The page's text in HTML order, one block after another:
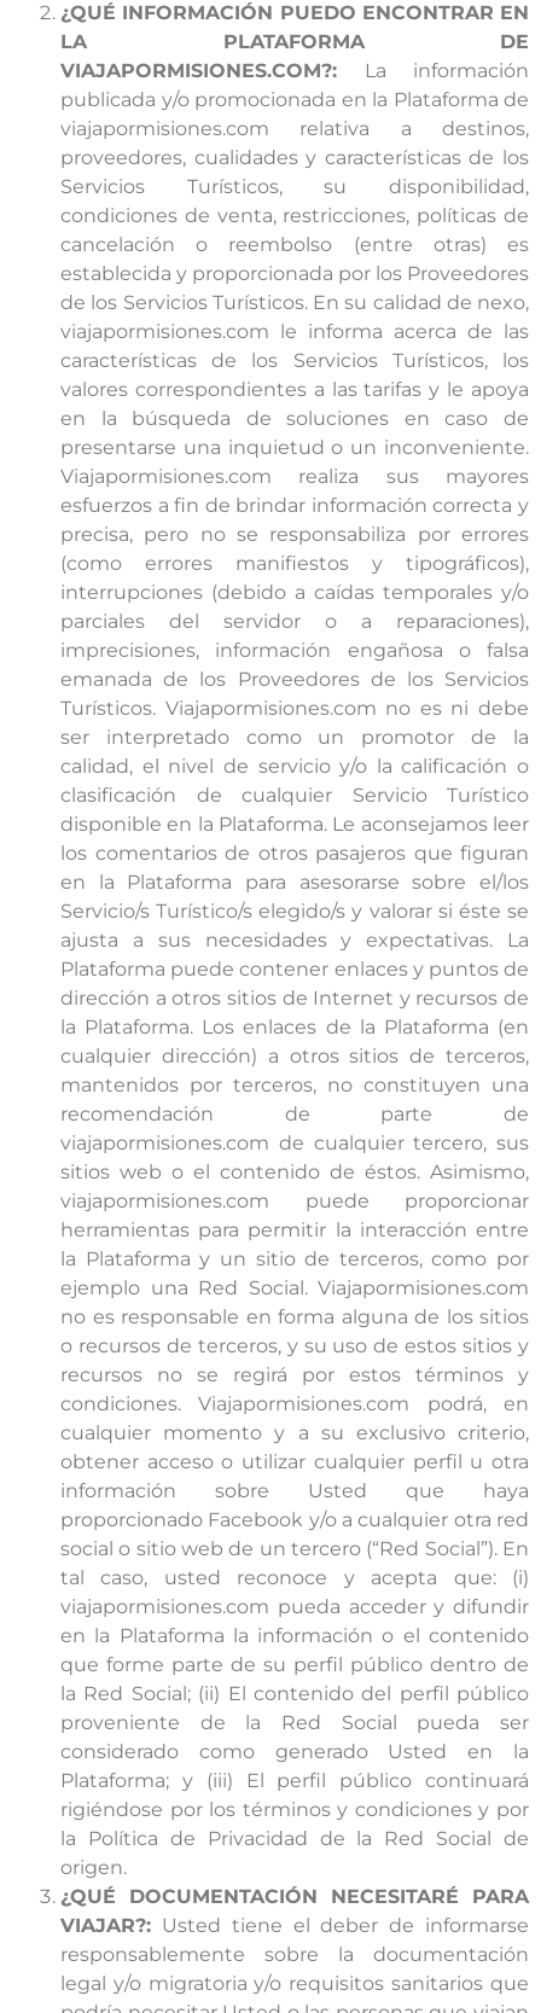
¿QUÉ INFORMACIÓN PUEDO ENCONTRAR EN
LA PLATAFORMA DE
VIAJAPORMISIONES.COM?: La información
publicada y/o promocionada en la Plataforma de
viajapormisiones.com relativa a destinos,
proveedores, cualidades y características de los
Servicios Turísticos, su disponibilidad,
condiciones de venta, restricciones, políticas de
cancelación o reembolso (entre otras) es
establecida y proporcionada por los Proveedores
de los Servicios Turísticos. En su calidad de nexo,
viajapormisiones.com le informa acerca de las
características de los Servicios Turísticos, los
valores correspondientes a las tarifas y le apoya
en la búsqueda de soluciones en caso de
presentarse una inquietud o un inconveniente.
Viajapormisiones.com realiza sus mayores
esfuerzos a fin de brindar información correcta y
precisa, pero no se responsabiliza por errores
(como errores manifiestos y tipográficos),
interrupciones (debido a caídas temporales y/o
parciales del servidor o a reparaciones),
imprecisiones, información engañosa o falsa
emanada de los Proveedores de los Servicios
Turísticos. Viajapormisiones.com no es ni debe
ser interpretado como un promotor de la
calidad, el nivel de servicio y/o la calificación o
clasificación de cualquier Servicio Turístico
disponible en la Plataforma. Le aconsejamos leer
los comentarios de otros pasajeros que figuran
en la Plataforma para asesorarse sobre el/los
Servicio/s Turístico/s elegido/s y valorar si éste se
ajusta a sus necesidades y expectativas. La
Plataforma puede contener enlaces y puntos de
dirección a otros sitios de Internet y recursos de
la Plataforma. Los enlaces de la Plataforma (en
cualquier dirección) a otros sitios de terceros,
mantenidos por terceros, no constituyen una
recomendación de parte de
viajapormisiones.com de cualquier tercero, sus
sitios web o el contenido de éstos. Asimismo,
viajapormisiones.com puede proporcionar
herramientas para permitir la interacción entre
la Plataforma y un sitio de terceros, como por
ejemplo una Red Social. Viajapormisiones.com
no es responsable en forma alguna de los sitios
o recursos de terceros, y su uso de estos sitios y
recursos no se regirá por estos términos y
condiciones. Viajapormisiones.com podrá, en
cualquier momento y a su exclusivo criterio,
obtener acceso o utilizar cualquier perfil u otra
información sobre Usted que haya
proporcionado Facebook y/o a cualquier otra red
social o sitio web de un tercero (“Red Social”). En
tal caso, usted reconoce y acepta que: (i)
viajapormisiones.com pueda acceder y difundir
en la Plataforma la información o el contenido
que forme parte de su perfil público dentro de
la Red Social; (ii) El contenido del perfil público
proveniente de la Red Social pueda ser
considerado como generado Usted en la
Plataforma; y (iii) El perfil público continuará
rigiéndose por los términos y condiciones y por
la Política de Privacidad de la Red Social de
origen.
¿QUÉ DOCUMENTACIÓN NECESITARÉ PARA
VIAJAR?: Usted tiene el deber de informarse
responsablemente sobre la documentación
legal y/o migratoria y/o requisitos sanitarios que